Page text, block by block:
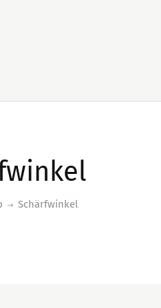
Schärfwinkel